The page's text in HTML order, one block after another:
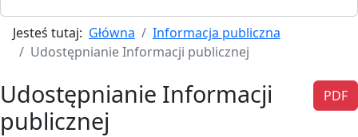
Jesteś tutaj: Główna
Informacja publiczna
Udostępnianie Informacji publicznej
PDF
Udostępnianie Informacji
publicznej